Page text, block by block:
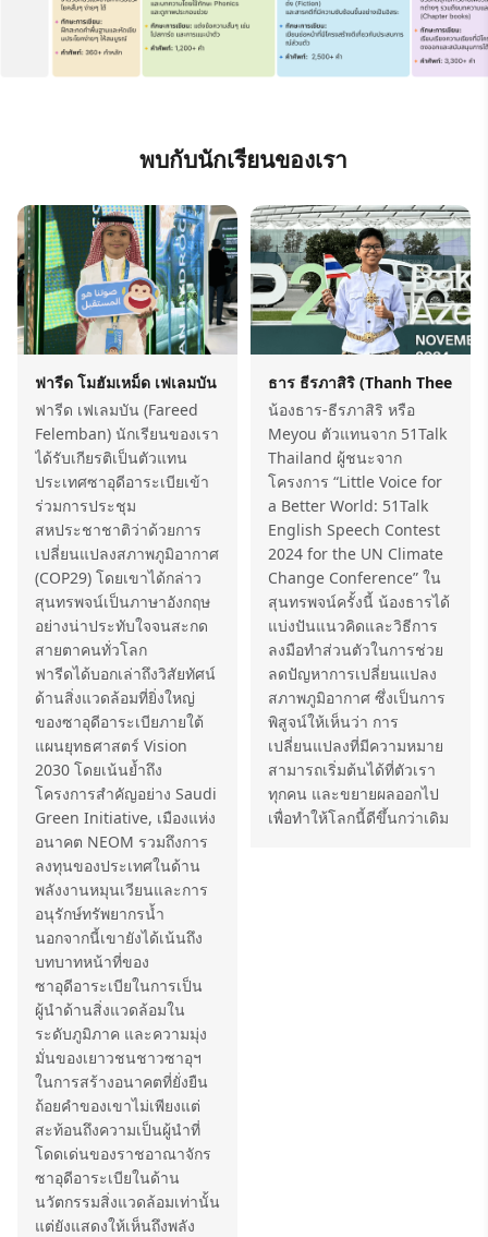
พบกับนักเรียนของเรา
ฟารีด โมฮัมเหม็ด เฟเลมบัน (Fareed Mohammed Felemban)
ฟารีด เฟเลมบัน (Fareed
Felemban) นักเรียนของเรา
ได้รับเกียรติเป็นตัวแทน
ประเทศซาอุดีอาระเบียเข้า
ร่วมการประชุม
สหประชาชาติว่าด้วยการ
เปลี่ยนแปลงสภาพภูมิอากาศ
(COP29) โดยเขาได้กล่าว
สุนทรพจน์เป็นภาษาอังกฤษ
อย่างน่าประทับใจจนสะกด
สายตาคนทั่วโลก
ฟารีดได้บอกเล่าถึงวิสัยทัศน์
ด้านสิ่งแวดล้อมที่ยิ่งใหญ่
ของซาอุดีอาระเบียภายใต้
แผนยุทธศาสตร์ Vision
2030 โดยเน้นย้ำถึง
โครงการสำคัญอย่าง Saudi
Green Initiative, เมืองแห่ง
อนาคต NEOM รวมถึงการ
ลงทุนของประเทศในด้าน
พลังงานหมุนเวียนและการ
อนุรักษ์ทรัพยากรน้ำ
นอกจากนี้เขายังได้เน้นถึง
บทบาทหน้าที่ของ
ซาอุดีอาระเบียในการเป็น
ผู้นำด้านสิ่งแวดล้อมใน
ระดับภูมิภาค และความมุ่ง
มั่นของเยาวชนชาวซาอุฯ
ในการสร้างอนาคตที่ยั่งยืน
ถ้อยคำของเขาไม่เพียงแต่
สะท้อนถึงความเป็นผู้นำที่
โดดเด่นของราชอาณาจักร
ซาอุดีอาระเบียในด้าน
นวัตกรรมสิ่งแวดล้อมเท่านั้น
แต่ยังแสดงให้เห็นถึงพลัง
ธาร ธีรภาสิริ (Thanh
น้องธาร-ธีรภาสิริ หรือ
Meyou ตัวแทนจาก 51Talk
Thailand ผู้ชนะจาก
โครงการ “Little Voice for
a Better World: 51Talk
English Speech Contest
2024 for the UN Climate
Change Conference” ใน
สุนทรพจน์ครั้งนี้ น้องธารได้
แบ่งปันแนวคิดและวิธีการ
ลงมือทำส่วนตัวในการช่วย
ลดปัญหาการเปลี่ยนแปลง
สภาพภูมิอากาศ ซึ่งเป็นการ
พิสูจน์ให้เห็นว่า การ
เปลี่ยนแปลงที่มีความหมาย
สามารถเริ่มต้นได้ที่ตัวเรา
ทุกคน และขยายผลออกไป
เพื่อทำให้โลกนี้ดีขึ้นกว่าเดิม